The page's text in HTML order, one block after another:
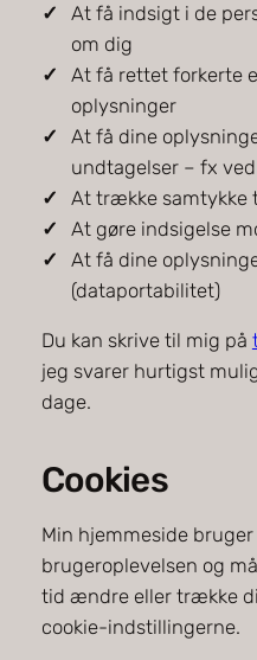
At få indsigt i de
om dig
At få rettet forkerte
oplysninger
At få dine
undtagelser – fx
At trække samtykke
At gøre indsigelse
At få dine
(dataportabilitet)
Du kan skrive til mig på
jeg svarer hurtigst
dage.
Cookies
Min hjemmeside
brugeroplevelsen og
tid ændre eller trække
cookie-indstillingerne.